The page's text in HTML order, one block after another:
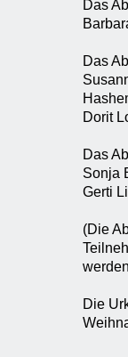
Das
Das
Dorit
Das
Sonja
Gerti
(Die
Die